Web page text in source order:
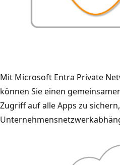
Mit Microsoft Entra Private
können Sie einen
Zugriff auf alle Apps zu